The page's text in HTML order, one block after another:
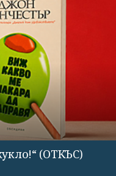
(ОТКЪС)